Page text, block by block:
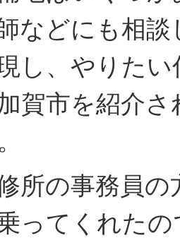
などにも相
し、やりた
賀市を紹介
所の事務員
ってくれた